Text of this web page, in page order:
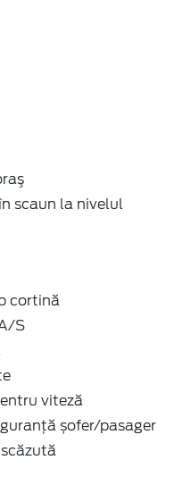
scaun la nivelul
cortină
S
viteză
șofer/pasager